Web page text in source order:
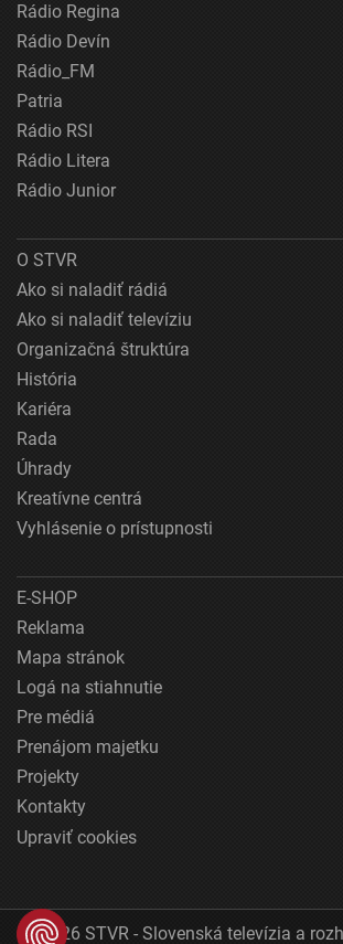
Rádio Regina
Rádio Devín
Rádio_FM
Patria
Rádio RSI
Rádio Litera
Rádio Junior
O STVR
Ako si naladiť rádiá
Ako si naladiť televíziu
Organizačná štruktúra
História
Kariéra
Rada
Úhrady
Kreatívne centrá
Vyhlásenie o prístupnosti
E-SHOP
Reklama
Mapa stránok
Logá na stiahnutie
Pre médiá
Prenájom majetku
Projekty
Kontakty
Upraviť cookies
© 2026 STVR - Slovenská televízia a